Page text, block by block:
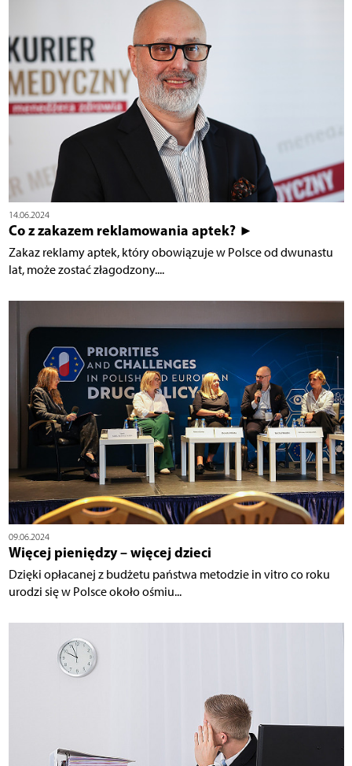
14.06.2024
Co z zakazem reklamowania aptek? ►
Zakaz reklamy aptek, który obowiązuje w Polsce od dwunastu
lat, może zostać złagodzony....
09.06.2024
Więcej pieniędzy – więcej dzieci
Dzięki opłacanej z budżetu państwa metodzie in vitro co roku
urodzi się w Polsce około ośmiu...